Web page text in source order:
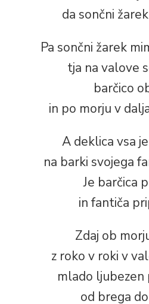
da sončni
Pa sončni žarek
tja na valove
barčico
in po morju v
A deklica vsa
na barki svojega
Je barčica
in fantiča
Zdaj ob
z roko v roki v
mlado ljubezen
od brega